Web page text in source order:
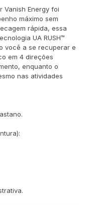
Vanish Energy foi
máximo sem
rápida, essa
UA RUSH™
você a se recuperar e
em 4 direções
enquanto o
nas atividades